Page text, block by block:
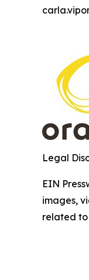
Legal
EIN
images,
related